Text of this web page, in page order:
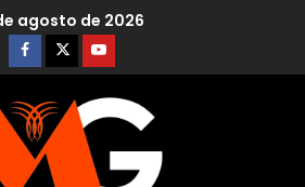
agosto de 2026